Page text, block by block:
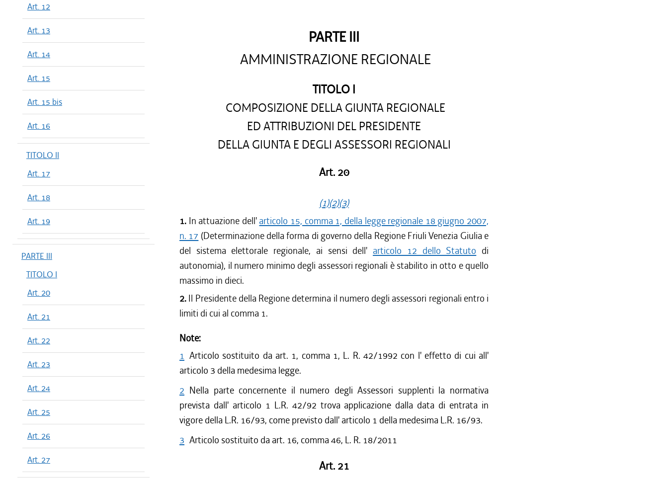
Art. 12
Art. 13
Art. 14
Art. 15
Art. 15 bis
Art. 16
TITOLO II
Art. 17
Art. 18
Art. 19
PARTE III
TITOLO I
Art. 20
Art. 21
Art. 22
Art. 23
Art. 24
Art. 25
Art. 26
Art. 27
PARTE III
AMMINISTRAZIONE REGIONALE
TITOLO I
COMPOSIZIONE DELLA GIUNTA REGIONALE
ED ATTRIBUZIONI DEL PRESIDENTE
DELLA GIUNTA E DEGLI ASSESSORI REGIONALI
Art. 20
(1)(2)(3)
1. In attuazione dell' articolo 15, comma 1, della legge regionale 18 giugno 2007,
n. 17 (Determinazione della forma di governo della Regione Friuli Venezia Giulia e
del sistema elettorale regionale, ai sensi dell' articolo 12 dello Statuto di
autonomia), il numero minimo degli assessori regionali è stabilito in otto e quello
massimo in dieci.
2. Il Presidente della Regione determina il numero degli assessori regionali entro i
limiti di cui al comma 1.
Note:
1 Articolo sostituito da art. 1, comma 1, L. R. 42/1992 con l' effetto di cui all'
articolo 3 della medesima legge.
2 Nella parte concernente il numero degli Assessori supplenti la normativa
prevista dall' articolo 1 L.R. 42/92 trova applicazione dalla data di entrata in
vigore della L.R. 16/93, come previsto dall' articolo 1 della medesima L.R. 16/93.
3 Articolo sostituito da art. 16, comma 46, L. R. 18/2011
Art. 21